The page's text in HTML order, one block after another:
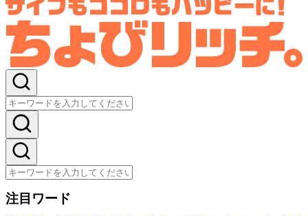
注目ワード